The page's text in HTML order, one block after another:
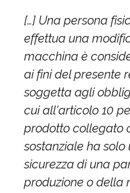
[…] Una persona
effettua una
macchina è
ai fini del presente
soggetta agli
cui all'articolo 10
prodotto collegato
sostanziale ha
sicurezza di una
produzione o della